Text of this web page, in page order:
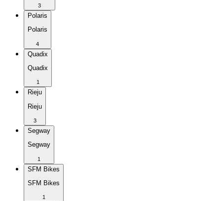
3
Polaris
Polaris
4
Quadix
Quadix
1
Rieju
Rieju
3
Segway
Segway
1
SFM Bikes
SFM Bikes
1